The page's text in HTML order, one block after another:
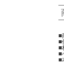
■
■
■
■
■